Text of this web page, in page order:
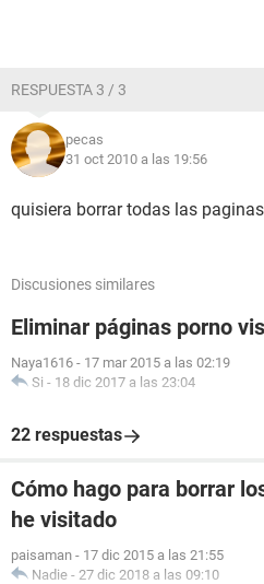
RESPUESTA 3 / 3
pecas
31 oct 2010 a las 19:56
quisiera borrar todas las
Discusiones similares
Eliminar páginas porno
Naya1616 - 17 mar 2015 a las 02:19
Si - 18 dic 2017 a las 23:04
22 respuestas
Cómo hago para borrar
he visitado
paisaman - 17 dic 2015 a las 21:55
Nadie - 27 dic 2018 a las 09:10